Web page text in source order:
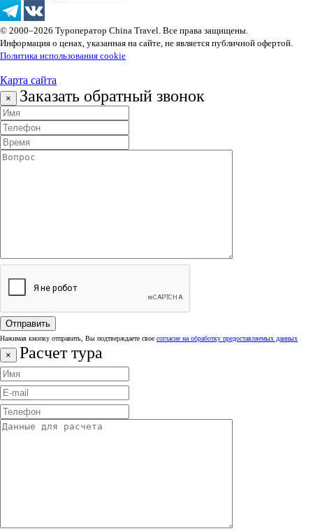
© 2000–2026 Туроператор China Travel. Все права защищены.
Информация о ценах, указанная на сайте, не является публичной офертой.
Политика использования cookie
Карта сайта
× Заказать обратный звонок
Нажимая кнопку отправить, Вы подтверждаете свое согласие на обработку предоставляемых данных
× Расчет тура